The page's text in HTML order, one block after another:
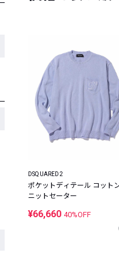
DSQUARED2
ポケットディテール コット
ニットセーター
¥66,660 40%OFF